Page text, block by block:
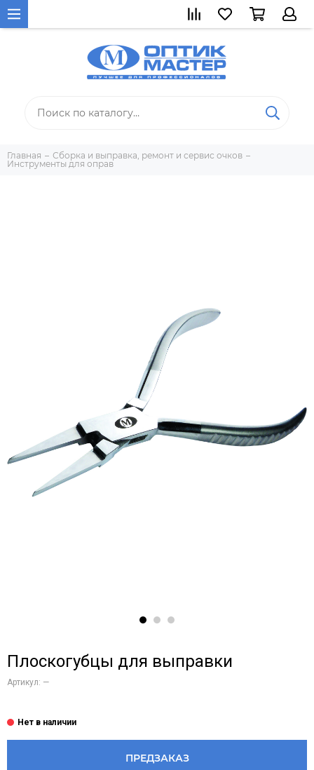
Главная
Сборка и выправка, ремонт и сервис очков
Инструменты для оправ
Плоскогубцы для выправки
Артикул: —
ПРЕДЗАКАЗ